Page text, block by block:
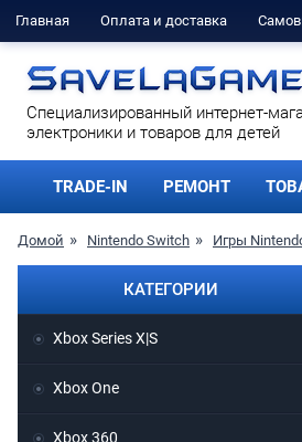
Главная Оплата и доставка
Cпециализированный интернет-
электроники и товаров для детей
TRADE-IN РЕМОНТ
Домой Nintendo Switch Игры
КАТЕГОРИИ
Xbox Series X|S
Xbox One
Xbox 360